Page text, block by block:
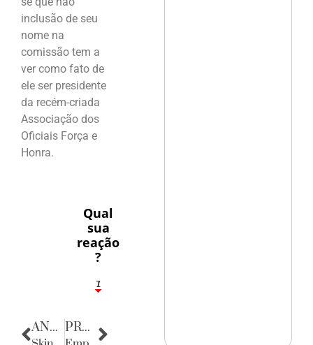
inclusão de seu
nome na
comissão tem a
ver como fato de
ele ser presidente
da recém-criada
Associação dos
Oficiais Força e
Honra.
Qual
sua
reação
?
1
7
ANTERIOR PRÓXIMA